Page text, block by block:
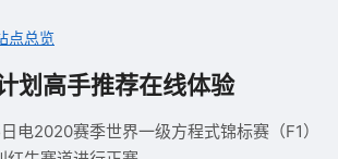
点总览
划高手推荐在线体验
电2020赛季世界一级方程式锦标赛（F1）